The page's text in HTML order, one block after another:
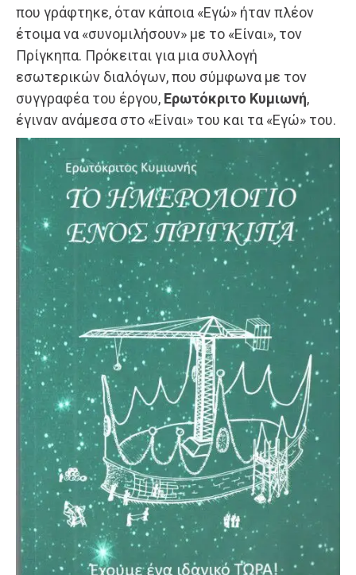
που γράφτηκε, όταν κάποια «Εγώ» ήταν πλέον
έτοιμα να «συνομιλήσουν» με το «Είναι», τον
Πρίγκηπα. Πρόκειται για μια συλλογή
εσωτερικών διαλόγων, που σύμφωνα με τον
συγγραφέα του έργου, Ερωτόκριτο Κυμιωνή,
έγιναν ανάμεσα στο «Είναι» του και τα «Εγώ» του.